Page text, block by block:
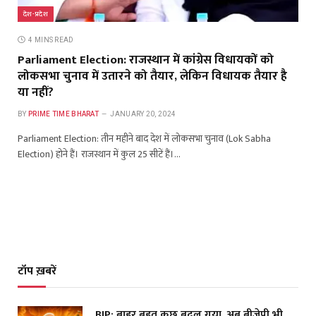
देश-प्रदेश
4 MINS READ
Parliament Election: राजस्थान में कांग्रेस विधायकों को
लोकसभा चुनाव में उतारने को तैयार, लेकिन विधायक तैयार है
या नहीं?
BY PRIME TIME BHARAT JANUARY 20, 2024
Parliament Election: तीन महीने बाद देश में लोकसभा चुनाव (Lok Sabha
Election) होने हैं। राजस्थान में कुल 25 सीटें हैं।…
टॉप ख़बरें